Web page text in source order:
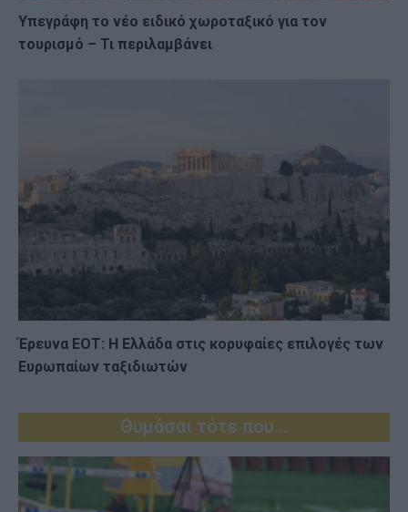
Υπεγράφη το νέο ειδικό χωροταξικό για τον
τουρισμό – Τι περιλαμβάνει
Έρευνα ΕΟΤ: Η Ελλάδα στις κορυφαίες επιλογές των
Ευρωπαίων ταξιδιωτών
Θυμάσαι τότε που...